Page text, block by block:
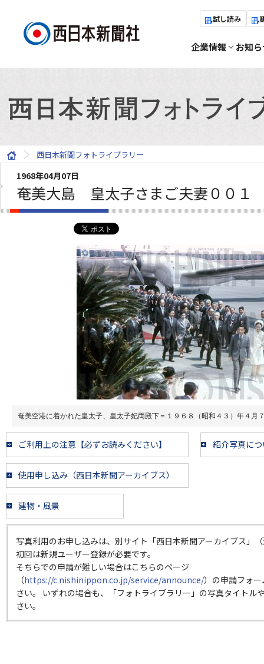
試し読み
企業情報 お知
西日本新聞フォトライブラリー
1968年04月07日
奄美大島 皇太子さまご夫妻００１
奄美空港に着かれた皇太子、皇太子妃両殿下＝１９６８（昭和４３）年４月
ご利用上の注意【必ずお読みください】 紹介写真に
使用申し込み（西日本新聞アーカイブス）
建物・風景
写真利用のお申し込みは、別サイト「西日本新聞アーカイブス」
初回は新規ユーザー登録が必要です。
そちらでの申請が難しい場合はこちらのページ
（https://c.nishinippon.co.jp/service/announce/）の申請フォ
さい。 いずれの場合も、「フォトライブラリー」の写真タイトル
さい。